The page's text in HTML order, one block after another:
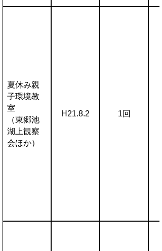
夏休み親
子環境教
室
（東郷池
湖上観察
会ほか）
H21.8.2 1回